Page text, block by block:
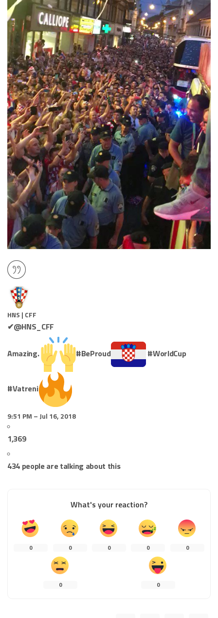
HNS | CFF
✔@HNS_CFF
Amazing. #BeProud #WorldCup
#Vatreni
9:51 PM – Jul 16, 2018
1,369
434 people are talking about this
What's your reaction?
0 0 0 0 0
0 0